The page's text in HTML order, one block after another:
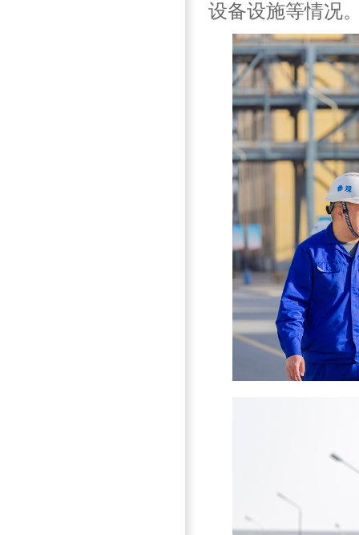
设备设施等情况